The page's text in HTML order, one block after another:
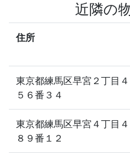
近隣の
住所
東京都練馬区早宮２丁目４
５６番３４
東京都練馬区早宮４丁目４
８９番１２